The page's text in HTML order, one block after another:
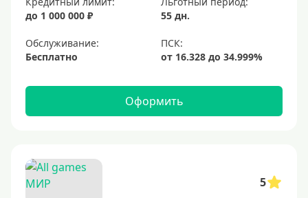
до 1 000 000 ₽
55 дн.
Обслуживание:
Бесплатно
Оформить
5